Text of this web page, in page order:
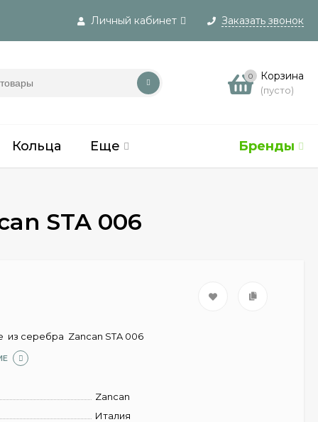
Личный кабинет Заказать звонок
0 Корзина
(пусто)
Бренды
Кольца Еще
STA 006
из серебра Zancan STA 006
Zancan
Италия